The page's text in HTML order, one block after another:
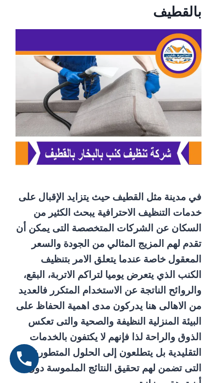
بالقطيف
في مدينة مثل القطيف حيث يتزايد الإقبال على
خدمات التنظيف الاحترافية يبحث الكثير من
السكان عن الشركات المتخصصة التى يمكن أن
تقدم لهم المزيج المثالي من الجودة والسعر
المعقول خاصة عندما يتعلق الامر بتنظيف
الكنب الذي يتعرض يوميا لتراكم الاتربة، البقع،
والروائح الناتجة عن الاستخدام المتكرر فالعديد
من الاهالى هنا يدركون مدى اهمية الحفاظ على
البيئة المنزلية النظيفة والصحية والتى تعكس
الذوق والراحة لذا فإنهم لا يكتفون بالخدمات
التقليدية بل يتطلعون إلى الحلول المتطورة
التى تضمن لهم تحقيق النتائج الملموسة دون